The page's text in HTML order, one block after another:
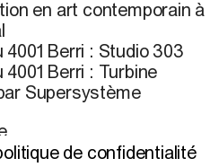
en art contemporain à
4001 Berri : Studio 303
4001 Berri : Turbine
Supersystème
à l’infolettrede confidentialité